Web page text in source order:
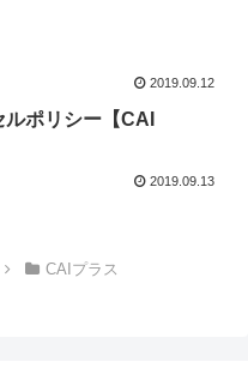
2019.09.12
ルポリシー【CAI
2019.09.13
CAIプラス